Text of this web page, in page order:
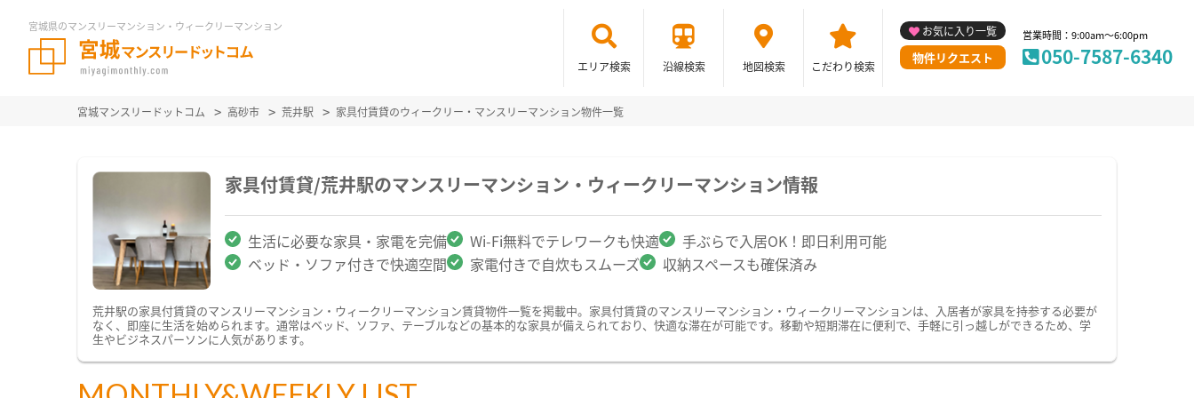
宮城県のマンスリーマンション・ウィークリーマンション
エリア検索 沿線検索 地図検索 こだわり検索
お気に入り一覧
物件リクエスト
営業時間：9:00am～6:00pm
050-7587-6340
宮城マンスリードットコム 高砂市 荒井駅 家具付賃貸のウィークリー・マンスリーマンション物件一覧
家具付賃貸/荒井駅のマンスリーマンション・ウィークリーマンション情報
生活に必要な家具・家電を完備 Wi-Fi無料でテレワークも快適
手ぶらで入居OK！即日利用可能
ベッド・ソファ付きで快適空間
家電付きで自炊もスムーズ 収納スペースも確保済み
荒井駅の家具付賃貸のマンスリーマンション・ウィークリーマンション賃貸物件一覧を掲載中。家具付賃貸のマンスリーマンション・ウィークリーマンションは、入居者が家具を持参する必要が
なく、即座に生活を始められます。通常はベッド、ソファ、テーブルなどの基本的な家具が備えられており、快適な滞在が可能です。移動や短期滞在に便利で、手軽に引っ越しができるため、学
生やビジネスパーソンに人気があります。